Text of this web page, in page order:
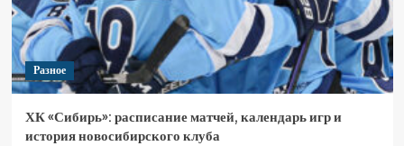
Разное
ХК «Сибирь»: расписание матчей, календарь игр и
история новосибирского клуба